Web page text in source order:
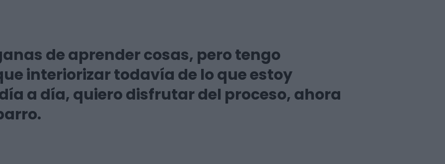
de aprender cosas, pero tengo
interiorizar todavía de lo que estoy
a día, quiero disfrutar del proceso, ahora